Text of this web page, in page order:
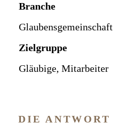
Branche
Glaubensgemeinschaft
Zielgruppe
Gläubige, Mitarbeiter
DIE ANTWORT